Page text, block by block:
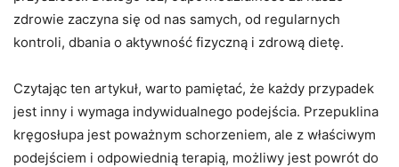
zdrowie zaczyna się od nas samych, od regularnych
kontroli, dbania o aktywność fizyczną i zdrową dietę.
Czytając ten artykuł, warto pamiętać, że każdy przypadek
jest inny i wymaga indywidualnego podejścia. Przepuklina
kręgosłupa jest poważnym schorzeniem, ale z właściwym
podejściem i odpowiednią terapią, możliwy jest powrót do